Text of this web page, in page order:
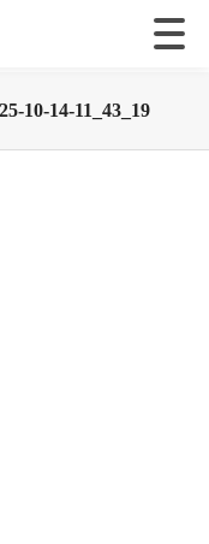
10-14-11_43_19